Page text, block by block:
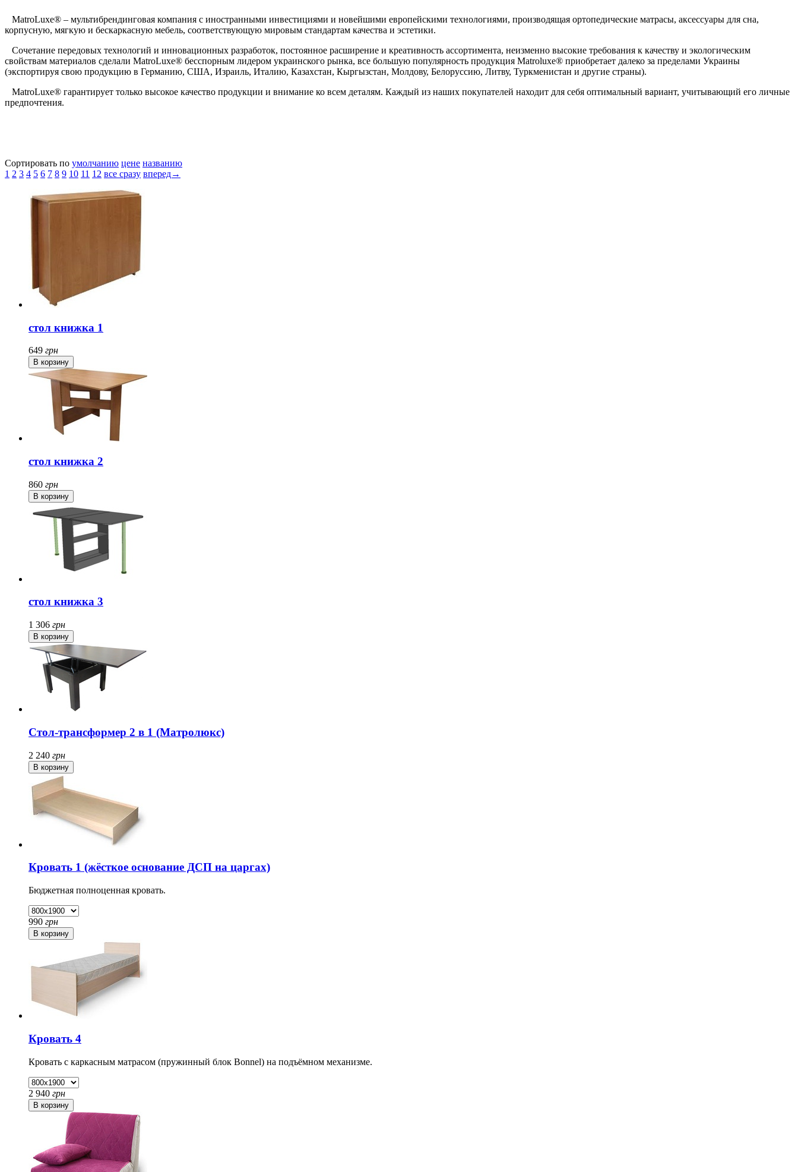
MatroLuxe® – мультибрендинговая компания с иностранными инвестициями и новейшими европейскими технологиями, производящая ортопедические матрасы, аксессуары для сна,
корпусную, мягкую и бескаркасную мебель, соответствующую мировым стандартам качества и эстетики.
Сочетание передовых технологий и инновационных разработок, постоянное расширение и креативность ассортимента, неизменно высокие требования к качеству и экологическим
свойствам материалов сделали MatroLuxe® бесспорным лидером украинского рынка, все большую популярность продукция Matroluxe® приобретает далеко за пределами Украины
(экспортируя свою продукцию в Германию, США, Израиль, Италию, Казахстан, Кыргызстан, Mолдову, Белоруссию, Литву, Туркменистан и другие страны).
MatroLuxe® гарантирует только высокое качество продукции и внимание ко всем деталям. Каждый из наших покупателей находит для себя оптимальный вариант, учитывающий его личные
предпочтения.
Сортировать по умолчанию цене названию
1 2 3 4 5 6 7 8 9 10 11 12 все сразу вперед→
стол книжка 1
649 грн
стол книжка 2
860 грн
стол книжка 3
1 306 грн
Стол-трансформер 2 в 1 (Матролюкс)
2 240 грн
Кровать 1 (жёсткое основание ДСП на царгах)
Бюджетная полноценная кровать.
990 грн
Кровать 4
Кровать с каркасным матрасом (пружинный блок Bonnel) на подъёмном механизме.
2 940 грн